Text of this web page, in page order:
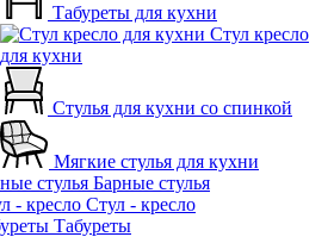
Табуреты для кухни
Стул кресло
для кухни
Стулья для кухни со спинкой
Мягкие стулья для кухни
Барные стулья
Стул - кресло
Табуреты